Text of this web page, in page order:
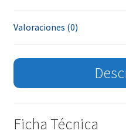
Valoraciones (0)
Ficha Técnica